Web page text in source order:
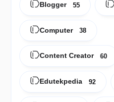
Blogger 55
Computer 38
Content Creator 60
Edutekpedia 92